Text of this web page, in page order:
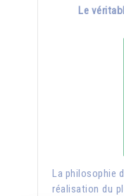
Le
La philosophie
réalisation du